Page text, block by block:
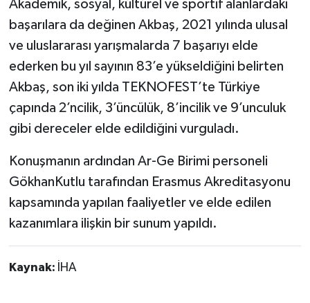
Akademik, sosyal, kültürel ve sportif alanlardaki
başarılara da değinen Akbaş, 2021 yılında ulusal
ve uluslararası yarışmalarda 7 başarıyı elde
ederken bu yıl sayının 83’e yükseldiğini belirten
Akbaş, son iki yılda TEKNOFEST’te Türkiye
çapında 2’ncilik, 3’üncülük, 8’incilik ve 9’unculuk
gibi dereceler elde edildiğini vurguladı.
Konuşmanın ardından Ar-Ge Birimi personeli
GökhanKutlu tarafından Erasmus Akreditasyonu
kapsamında yapılan faaliyetler ve elde edilen
kazanımlara ilişkin bir sunum yapıldı.
Kaynak: İHA